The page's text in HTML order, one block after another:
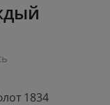
1834